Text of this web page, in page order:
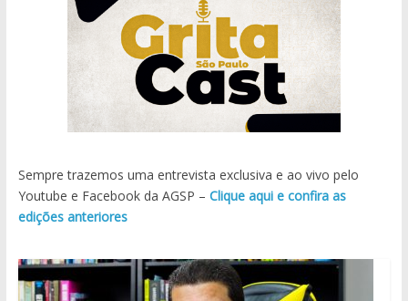
Sempre trazemos uma entrevista exclusiva e ao vivo pelo
Youtube e Facebook da AGSP – Clique aqui e confira as
edições anteriores